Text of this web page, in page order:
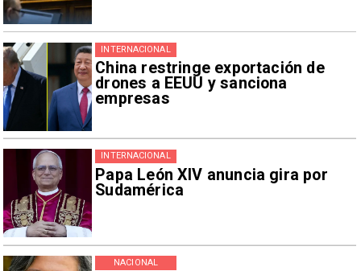
China restringe exportación de
drones a EEUU y sanciona
empresas
INTERNACIONAL
Papa León XIV anuncia gira por
Sudamérica
INTERNACIONAL
NACIONAL